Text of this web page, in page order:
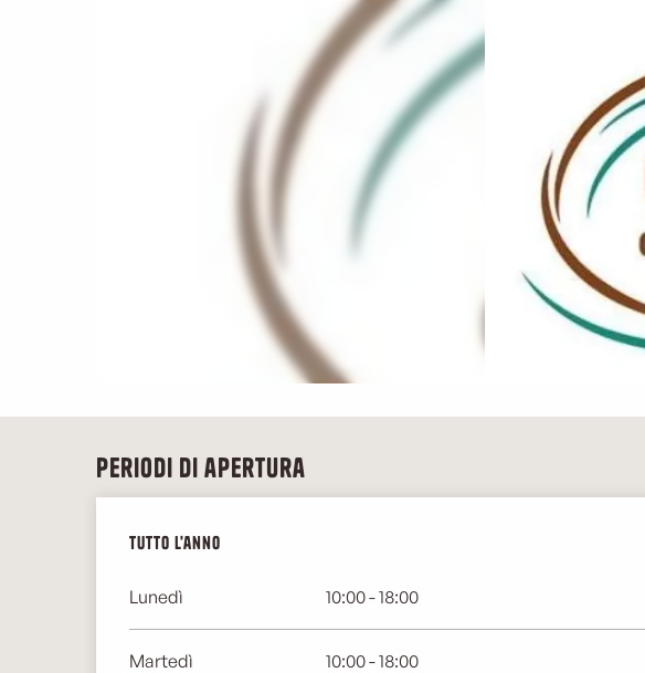
Periodi di apertura
Tutto l'anno
Tutto l'anno
Lunedì 10:00 - 18:00
Martedì 10:00 - 18:00